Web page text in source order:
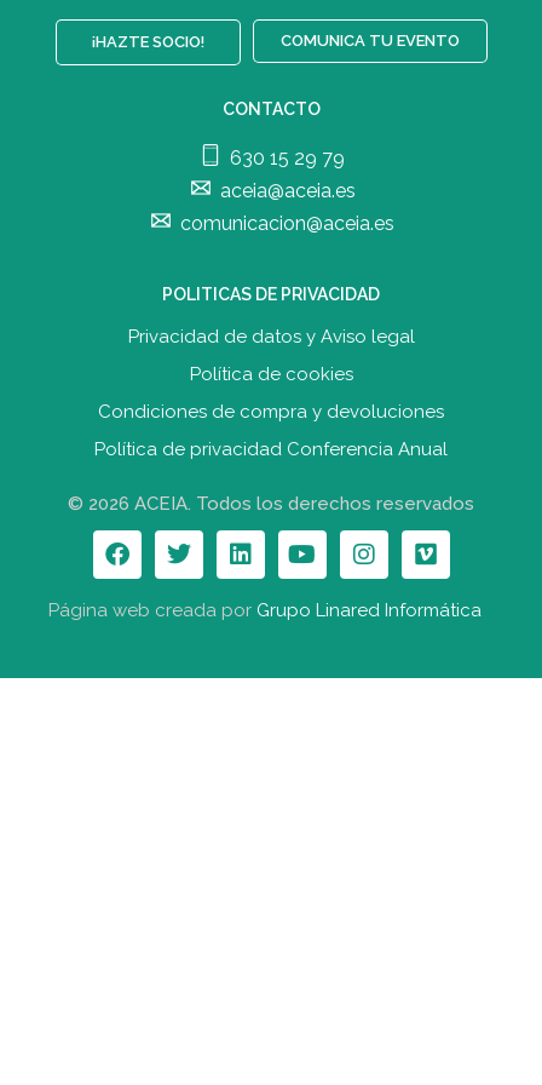
¡HAZTE SOCIO! COMUNICA TU EVENTO
CONTACTO
630 15 29 79
aceia@aceia.es
comunicacion@aceia.es
POLITICAS DE PRIVACIDAD
Privacidad de datos y Aviso legal
Política de cookies
Condiciones de compra y devoluciones
Política de privacidad Conferencia Anual
© 2026 ACEIA. Todos los derechos reservados
Página web creada por Grupo Linared Informática